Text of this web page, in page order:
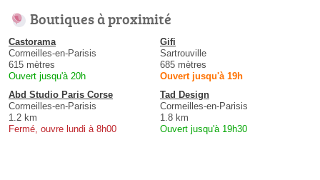
Boutiques à proximité
Castorama
Cormeilles-en-Parisis
615 mètres
Ouvert jusqu'à 20h
Gifi
Sartrouville
685 mètres
Ouvert jusqu'à 19h
Abd Studio Paris Corse
Cormeilles-en-Parisis
1.2 km
Fermé, ouvre lundi à 8h00
Tad Design
Cormeilles-en-Parisis
1.8 km
Ouvert jusqu'à 19h30